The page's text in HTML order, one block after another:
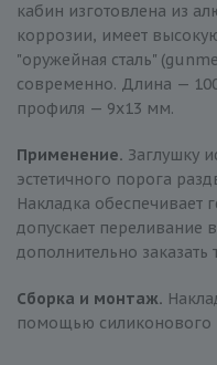
кабин изготовлена из
коррозии, имеет
"оружейная сталь"
современно. Длина —
профиля — 9х13 мм.
Применение. Заглушку
эстетичного порога
Накладка обеспечивает
допускает переливание
дополнительно заказать
Сборка и монтаж.
помощью силиконового